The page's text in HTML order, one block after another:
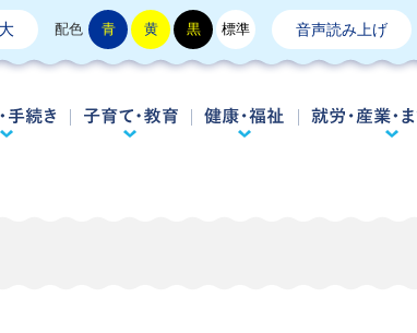
配色 青 黄 黒 標準 音声読み上げ
犯・災害情報くらし・手続き子育て・教育 健康・福祉